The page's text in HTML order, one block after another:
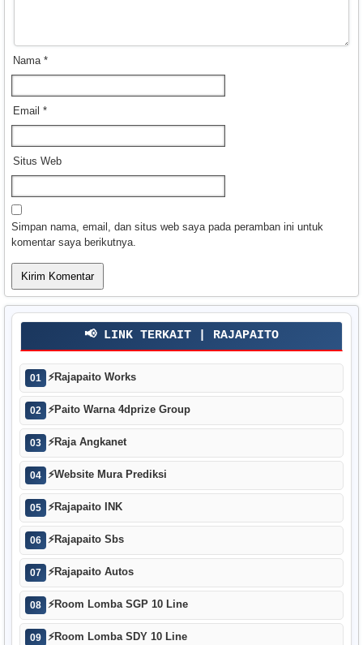
Nama *
Email *
Situs Web
Simpan nama, email, dan situs web saya pada peramban ini untuk
komentar saya berikutnya.
📢 LINK TERKAIT | RAJAPAITO
01 ⚡Rajapaito Works
02 ⚡Paito Warna 4dprize Group
03 ⚡Raja Angkanet
04 ⚡Website Mura Prediksi
05 ⚡Rajapaito INK
06 ⚡Rajapaito Sbs
07 ⚡Rajapaito Autos
08 ⚡Room Lomba SGP 10 Line
09 ⚡Room Lomba SDY 10 Line